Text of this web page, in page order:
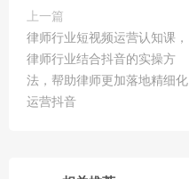
上一篇
律师行业短视频运营认知课，
律师行业结合抖音的实操方
法，帮助律师更加落地精细化
运营抖音